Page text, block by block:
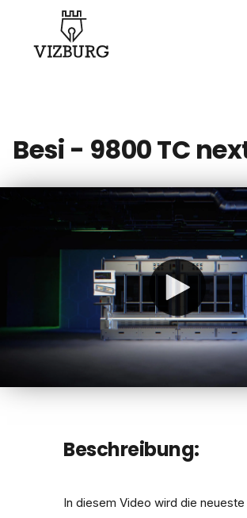
Besi - 9800 TC
Beschreibung:
In diesem Video wird die neueste